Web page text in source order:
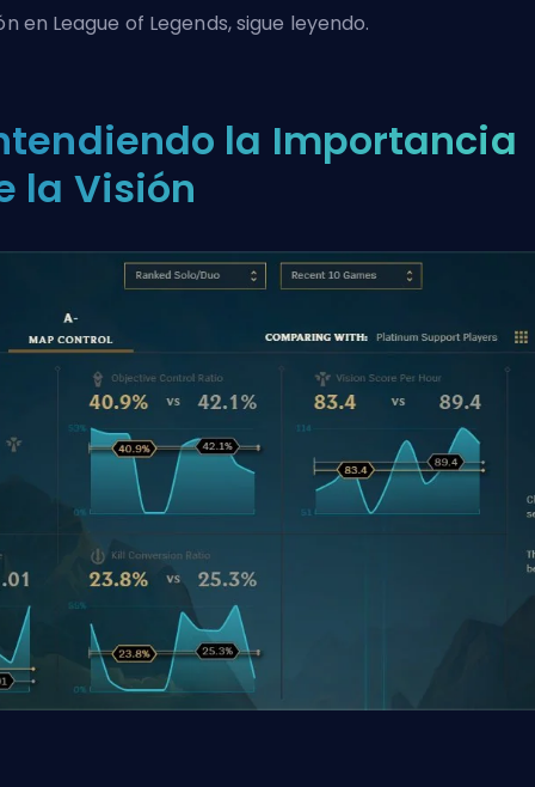
en League of Legends, sigue leyendo.
la Importancia
la Visión